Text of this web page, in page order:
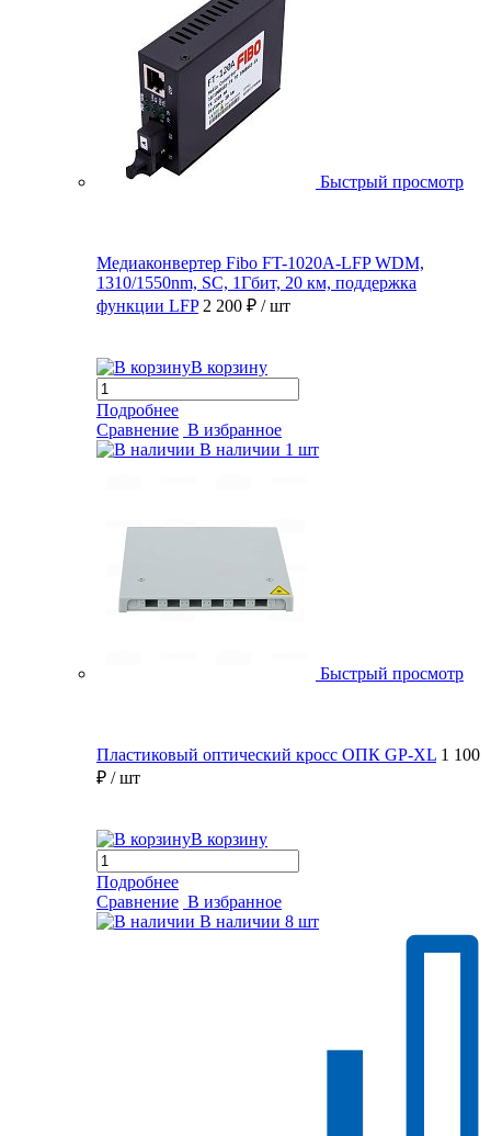
Быстрый просмотр
Медиаконвертер Fibo FT-1020A-LFP WDM,
1310/1550nm, SC, 1Гбит, 20 км, поддержка
функции LFP 2 200 ₽ / шт
В корзину
Подробнее
Сравнение В избранное
В наличии 1 шт
Быстрый просмотр
Пластиковый оптический кросс ОПК GP-XL 1 100
₽ / шт
В корзину
Подробнее
Сравнение В избранное
В наличии 8 шт